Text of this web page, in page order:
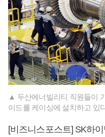
▲ 두산에너빌리티 직원들이
이드를 케이싱에 설치하고 있
[비즈니스포스트] SK하